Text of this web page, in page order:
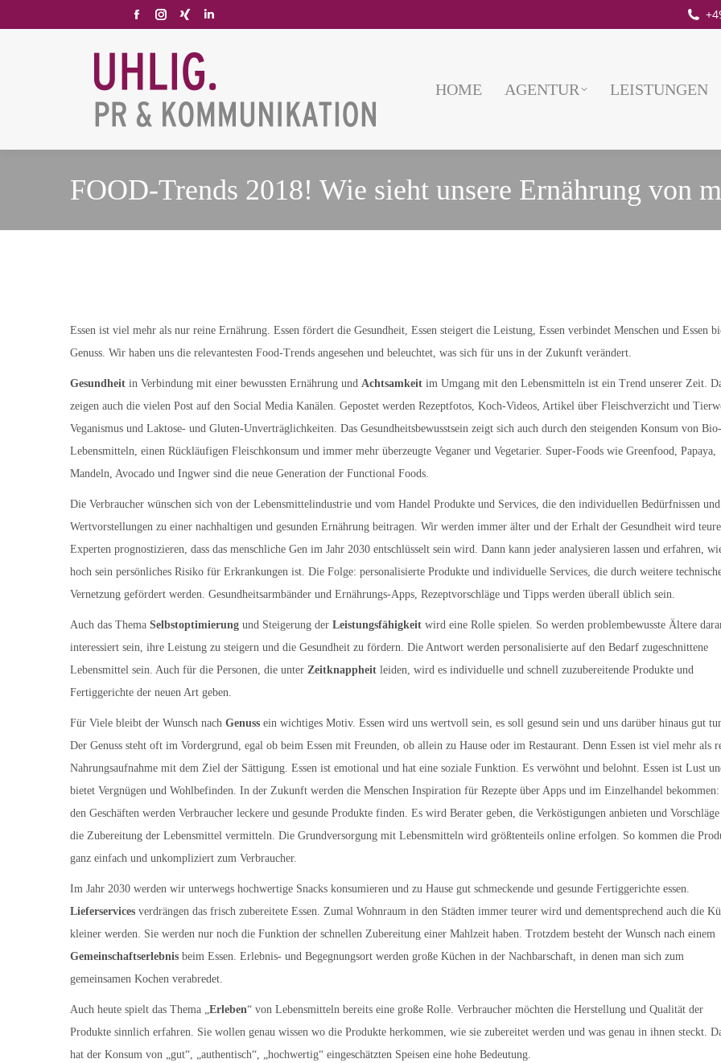
Facebook
opens
new
window
Instagram
opens
in
new
window
XING
opens
in
new
window
in
new
window
HOME AGENTUR LEISTUNGEN
FOOD-Trends 2018! Wie sieht unsere Ernährung von
Essen ist viel mehr als nur reine Ernährung. Essen fördert die Gesundheit, Essen steigert die Leistung, Essen verbindet Menschen und Essen
Genuss. Wir haben uns die relevantesten Food-Trends angesehen und beleuchtet, was sich für uns in der Zukunft verändert.
Gesundheit in Verbindung mit einer bewussten Ernährung und Achtsamkeit im Umgang mit den Lebensmitteln ist ein Trend unserer Zeit.
zeigen auch die vielen Post auf den Social Media Kanälen. Gepostet werden Rezeptfotos, Koch-Videos, Artikel über Fleischverzicht und
Veganismus und Laktose- und Gluten-Unverträglichkeiten. Das Gesundheitsbewusstsein zeigt sich auch durch den steigenden Konsum von Bio-
Lebensmitteln, einen Rückläufigen Fleischkonsum und immer mehr überzeugte Veganer und Vegetarier. Super-Foods wie Greenfood, Papaya,
Mandeln, Avocado und Ingwer sind die neue Generation der Functional Foods.
Die Verbraucher wünschen sich von der Lebensmittelindustrie und vom Handel Produkte und Services, die den individuellen Bedürfnissen und
Wertvorstellungen zu einer nachhaltigen und gesunden Ernährung beitragen. Wir werden immer älter und der Erhalt der Gesundheit wird
Experten prognostizieren, dass das menschliche Gen im Jahr 2030 entschlüsselt sein wird. Dann kann jeder analysieren lassen und erfahren,
hoch sein persönliches Risiko für Erkrankungen ist. Die Folge: personalisierte Produkte und individuelle Services, die durch weitere
Vernetzung gefördert werden. Gesundheitsarmbänder und Ernährungs-Apps, Rezeptvorschläge und Tipps werden überall üblich sein.
Auch das Thema Selbstoptimierung und Steigerung der Leistungsfähigkeit wird eine Rolle spielen. So werden problembewusste Ältere
interessiert sein, ihre Leistung zu steigern und die Gesundheit zu fördern. Die Antwort werden personalisierte auf den Bedarf zugeschnittene
Lebensmittel sein. Auch für die Personen, die unter Zeitknappheit leiden, wird es individuelle und schnell zuzubereitende Produkte und
Fertiggerichte der neuen Art geben.
Für Viele bleibt der Wunsch nach Genuss ein wichtiges Motiv. Essen wird uns wertvoll sein, es soll gesund sein und uns darüber hinaus gut
Der Genuss steht oft im Vordergrund, egal ob beim Essen mit Freunden, ob allein zu Hause oder im Restaurant. Denn Essen ist viel mehr als
Nahrungsaufnahme mit dem Ziel der Sättigung. Essen ist emotional und hat eine soziale Funktion. Es verwöhnt und belohnt. Essen ist Lust
bietet Vergnügen und Wohlbefinden. In der Zukunft werden die Menschen Inspiration für Rezepte über Apps und im Einzelhandel
den Geschäften werden Verbraucher leckere und gesunde Produkte finden. Es wird Berater geben, die Verköstigungen anbieten und
die Zubereitung der Lebensmittel vermitteln. Die Grundversorgung mit Lebensmitteln wird größtenteils online erfolgen. So kommen die
ganz einfach und unkompliziert zum Verbraucher.
Im Jahr 2030 werden wir unterwegs hochwertige Snacks konsumieren und zu Hause gut schmeckende und gesunde Fertiggerichte essen.
Lieferservices verdrängen das frisch zubereitete Essen. Zumal Wohnraum in den Städten immer teurer wird und dementsprechend auch die
kleiner werden. Sie werden nur noch die Funktion der schnellen Zubereitung einer Mahlzeit haben. Trotzdem besteht der Wunsch nach einem
Gemeinschaftserlebnis beim Essen. Erlebnis- und Begegnungsort werden große Küchen in der Nachbarschaft, in denen man sich zum
gemeinsamen Kochen verabredet.
Auch heute spielt das Thema „Erleben“ von Lebensmitteln bereits eine große Rolle. Verbraucher möchten die Herstellung und Qualität der
Produkte sinnlich erfahren. Sie wollen genau wissen wo die Produkte herkommen, wie sie zubereitet werden und was genau in ihnen steckt.
hat der Konsum von „gut“, „authentisch“, „hochwertig“ eingeschätzten Speisen eine hohe Bedeutung.